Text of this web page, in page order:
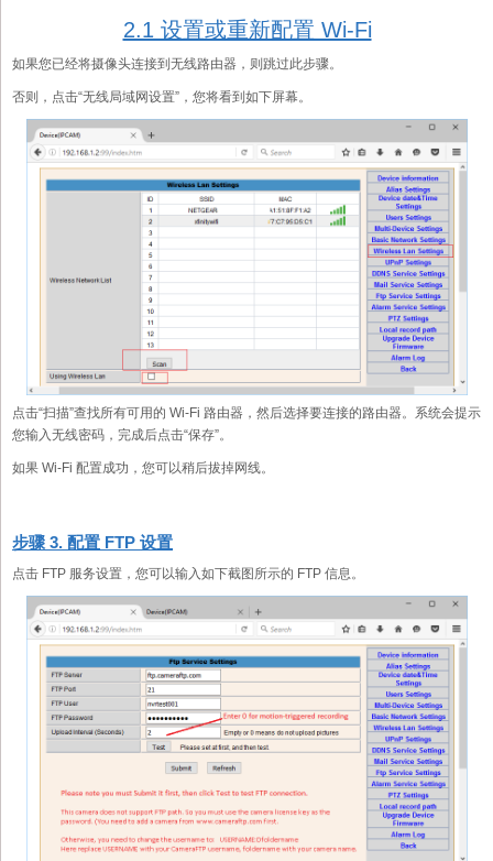
2.1 设置或重新配置 Wi-Fi
如果您已经将摄像头连接到无线路由器，则跳过此步骤。
否则，点击“无线局域网设置”，您将看到如下屏幕。
点击“扫描”查找所有可用的 Wi-Fi 路由器，然后选择要连接的路由器。系统会提示
您输入无线密码，完成后点击“保存”。
如果 Wi-Fi 配置成功，您可以稍后拔掉网线。
步骤 3. 配置 FTP 设置
点击 FTP 服务设置，您可以输入如下截图所示的 FTP 信息。